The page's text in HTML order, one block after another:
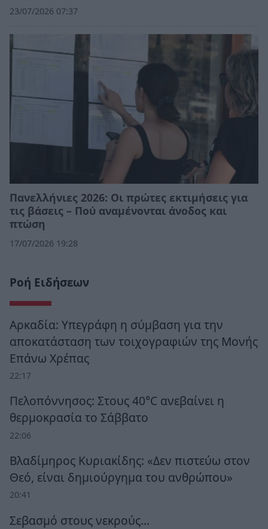
23/07/2026 07:37
Πανελλήνιες 2026: Οι πρώτες εκτιμήσεις για
τις βάσεις – Πού αναμένονται άνοδος και
πτώση
17/07/2026 19:28
Ροή Ειδήσεων
Αρκαδία: Υπεγράφη η σύμβαση για την
αποκατάσταση των τοιχογραφιών της Μονής
Επάνω Χρέπας
22:17
Πελοπόννησος: Στους 40°C ανεβαίνει η
θερμοκρασία το Σάββατο
22:06
Βλαδίμηρος Κυριακίδης: «Δεν πιστεύω στον
Θεό, είναι δημιούργημα του ανθρώπου»
20:41
Σεβασμό στους νεκρούς…